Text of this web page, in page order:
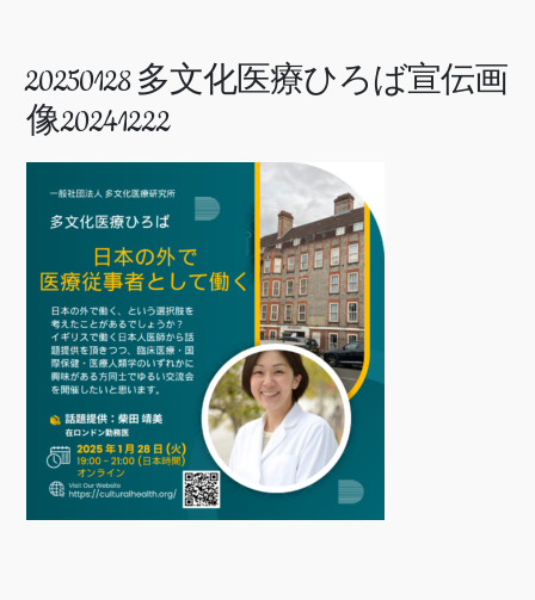
20250128 多文化医療ひろば宣伝画
像20241222